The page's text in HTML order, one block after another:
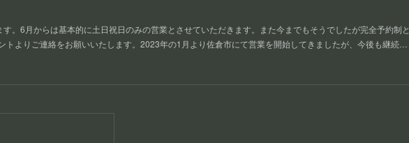
。6月からは基本的に土日祝日のみの営業とさせていただきます。また今までもそうでしたが完全予約制と
トよりご連絡をお願いいたします。2023年の1月より佐倉市にて営業を開始してきましたが、今後も継続…